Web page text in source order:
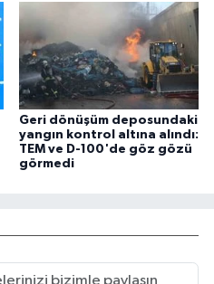
Geri dönüşüm deposundaki
yangın kontrol altına alındı:
TEM ve D-100'de göz gözü
görmedi